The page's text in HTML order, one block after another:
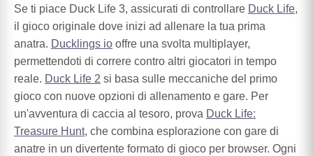
Se ti piace Duck Life 3, assicurati di controllare Duck Life,
il gioco originale dove inizi ad allenare la tua prima
anatra. Ducklings io offre una svolta multiplayer,
permettendoti di correre contro altri giocatori in tempo
reale. Duck Life 2 si basa sulle meccaniche del primo
gioco con nuove opzioni di allenamento e gare. Per
un'avventura di caccia al tesoro, prova Duck Life:
Treasure Hunt, che combina esplorazione con gare di
anatre in un divertente formato di gioco per browser. Ogni